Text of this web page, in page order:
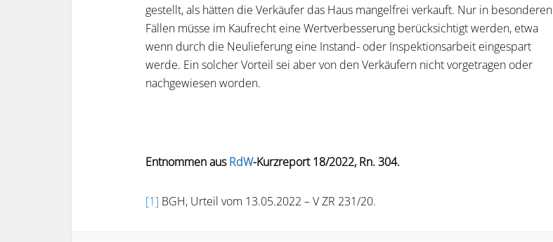
gestellt, als hätten die Verkäufer das Haus mangelfrei verkauft. Nur in besonderen
Fällen müsse im Kaufrecht eine Wertverbesserung berücksichtigt werden, etwa
wenn durch die Neulieferung eine Instand- oder Inspektionsarbeit eingespart
werde. Ein solcher Vorteil sei aber von den Verkäufern nicht vorgetragen oder
nachgewiesen worden.
Entnommen ausRdW-Kurzreport18/2022, Rn. 304.
[1] BGH, Urteil vom 13.05.2022 – V ZR 231/20.